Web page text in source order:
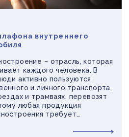
внутреннего
– отрасль, которая
каждого человека. В
активно пользуются
и личного транспорта,
и трамваях, перевозят
любая продукция
требует
Однако, проведение